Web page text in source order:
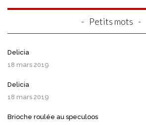
Petits mots
Delicia
18 mars 2019
Delicia
18 mars 2019
Brioche roulée au speculoos